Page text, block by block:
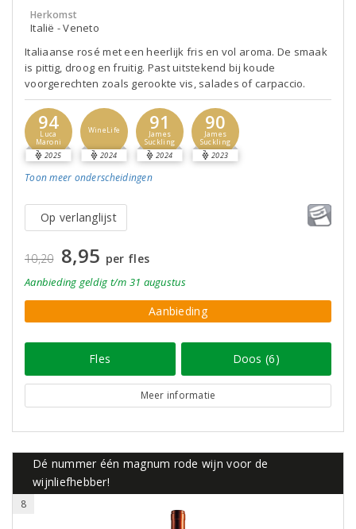
Herkomst
Italië - Veneto
Italiaanse rosé met een heerlijk fris en vol aroma. De smaak
is pittig, droog en fruitig. Past uitstekend bij koude
voorgerechten zoals gerookte vis, salades of carpaccio.
94
Luca
Maroni
2025
WineLife
2024
91
James
Suckling
2024
90
James
Suckling
2023
Toon meer onderscheidingen
Op verlanglijst
10,20 8,95 per fles
Aanbieding geldig t/m 31 augustus
Aanbieding
Fles Doos (6)
Meer informatie
Dé nummer één magnum rode wijn voor de
wijnliefhebber!
8